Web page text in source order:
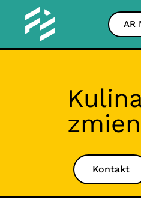
AR
Kontakt